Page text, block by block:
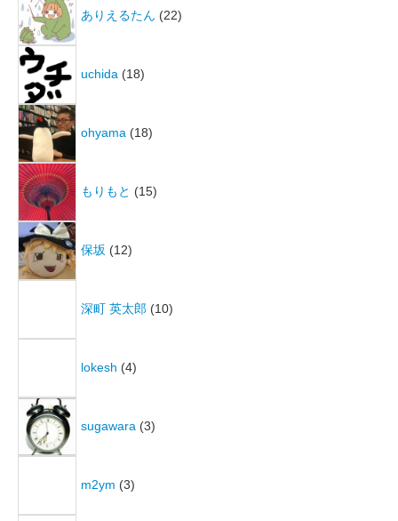
ありえるたん (22)
uchida (18)
ohyama (18)
もりもと (15)
保坂 (12)
深町 英太郎 (10)
lokesh (4)
sugawara (3)
m2ym (3)